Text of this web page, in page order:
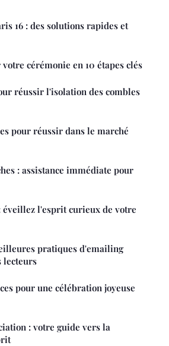
16 : des solutions rapides et
cérémonie en 10 étapes clés
réussir l'isolation des combles
pour réussir dans le marché
: assistance immédiate pour
éveillez l'esprit curieux de votre
pratiques d'emailing
lecteurs
pour une célébration joyeuse
: votre guide vers la